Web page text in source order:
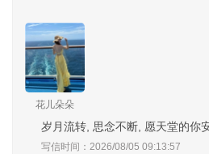
花儿朵朵
岁月流转, 思念不断, 愿天堂的你
写信时间：2026/08/05 09:13:57